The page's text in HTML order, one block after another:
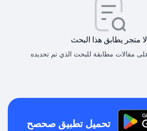
لا متجر يطابق هذا البحث
تحميل تطبيق صحصح